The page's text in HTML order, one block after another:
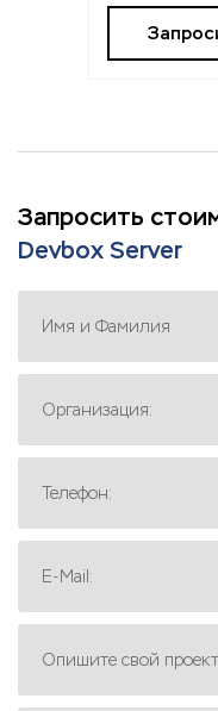
Запросить
Devbox Server
Имя и Фамилия
Организация:
Телефон:
E-Mail:
Опишите свой проект